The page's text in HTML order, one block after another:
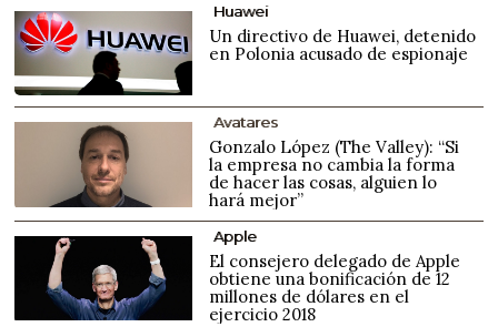
Huawei
Un directivo de Huawei, detenido
en Polonia acusado de espionaje
Avatares
Gonzalo López (The Valley): “Si
la empresa no cambia la forma
de hacer las cosas, alguien lo
hará mejor”
Apple
El consejero delegado de Apple
obtiene una bonificación de 12
millones de dólares en el
ejercicio 2018